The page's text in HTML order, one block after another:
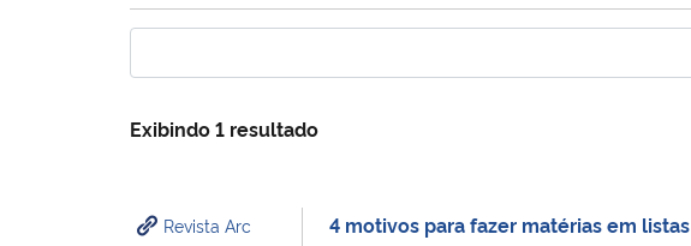
Exibindo 1 resultado
Revista Arc
4 motivos para fazer matérias em listas